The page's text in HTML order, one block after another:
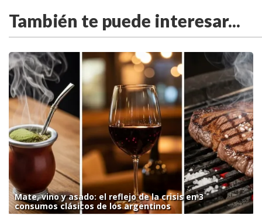
También te puede interesar...
Mate, vino y asado: el reflejo de la crisis en 3
consumos clásicos de los argentinos